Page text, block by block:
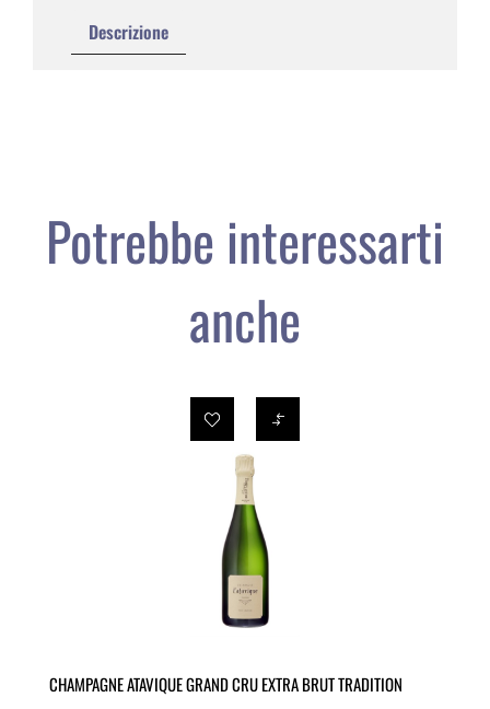
Descrizione
Potrebbe interessarti
anche
CHAMPAGNE ATAVIQUE GRAND CRU EXTRA BRUT TRADITION